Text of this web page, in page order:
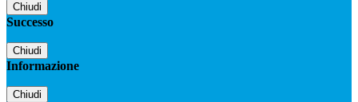
Chiudi
Successo
Chiudi
Informazione
Chiudi